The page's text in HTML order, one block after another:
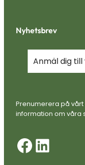
Nyhetsbrev
Prenumerera på
information om våra
Facebook LinkedIn